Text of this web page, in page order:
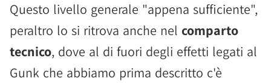
Questo livello generale "appena sufficiente",
peraltro lo si ritrova anche nel comparto
tecnico, dove al di fuori degli effetti legati al
Gunk che abbiamo prima descritto c'è